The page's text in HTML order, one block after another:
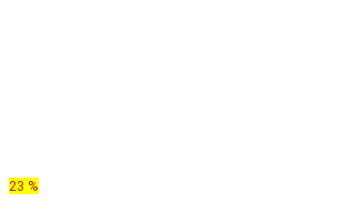
23 %